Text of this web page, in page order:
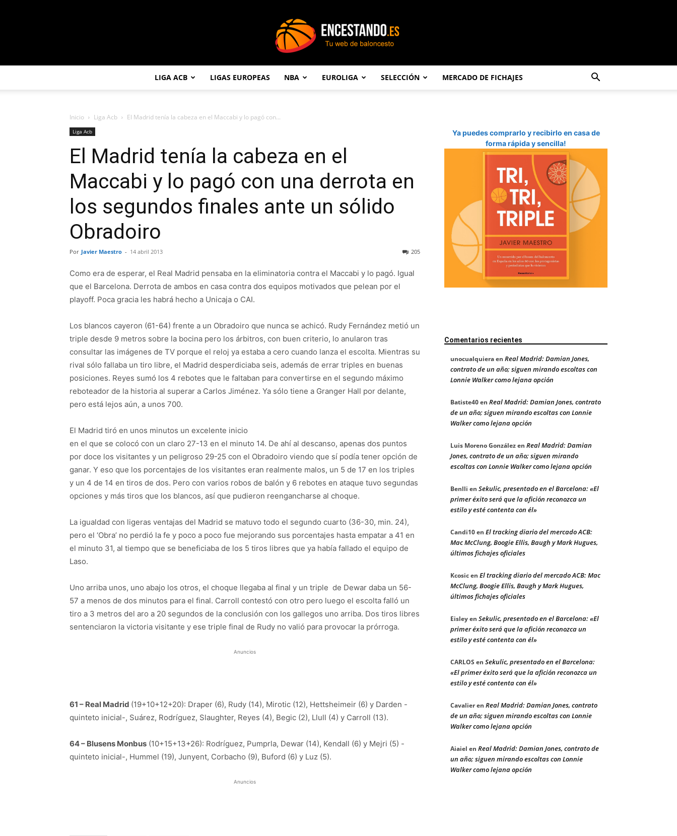
LIGA ACB LIGAS EUROPEAS NBA EUROLIGA SELECCIÓN MERCADO DE FICHAJES
Inicio Liga Acb El Madrid tenía la cabeza en el Maccabi y lo pagó con...
Liga Acb
El Madrid tenía la cabeza en el
Maccabi y lo pagó con una derrota en
los segundos finales ante un sólido
Obradoiro
Por Javier Maestro - 14 abril 2013 205
Como era de esperar, el Real Madrid pensaba en la eliminatoria contra el Maccabi y lo pagó. Igual
que el Barcelona. Derrota de ambos en casa contra dos equipos motivados que pelean por el
playoff. Poca gracia les habrá hecho a Unicaja o CAI.
Los blancos cayeron (61-64) frente a un Obradoiro que nunca se achicó. Rudy Fernández metió un
triple desde 9 metros sobre la bocina pero los árbitros, con buen criterio, lo anularon tras
consultar las imágenes de TV porque el reloj ya estaba a cero cuando lanza el escolta. Mientras su
rival sólo fallaba un tiro libre, el Madrid desperdiciaba seis, además de errar triples en buenas
posiciones. Reyes sumó los 4 rebotes que le faltaban para convertirse en el segundo máximo
reboteador de la historia al superar a Carlos Jiménez. Ya sólo tiene a Granger Hall por delante,
pero está lejos aún, a unos 700.
El Madrid tiró en unos minutos un excelente inicio
en el que se colocó con un claro 27-13 en el minuto 14. De ahí al descanso, apenas dos puntos
por doce los visitantes y un peligroso 29-25 con el Obradoiro viendo que sí podía tener opción de
ganar. Y eso que los porcentajes de los visitantes eran realmente malos, un 5 de 17 en los triples
y un 4 de 14 en tiros de dos. Pero con varios robos de balón y 6 rebotes en ataque tuvo segundas
opciones y más tiros que los blancos, así que pudieron reengancharse al choque.
La igualdad con ligeras ventajas del Madrid se matuvo todo el segundo cuarto (36-30, min. 24),
pero el ‘Obra’ no perdió la fe y poco a poco fue mejorando sus porcentajes hasta empatar a 41 en
el minuto 31, al tiempo que se beneficiaba de los 5 tiros libres que ya había fallado el equipo de
Laso.
Uno arriba unos, uno abajo los otros, el choque llegaba al final y un triple de Dewar daba un 56-
57 a menos de dos minutos para el final. Carroll contestó con otro pero luego el escolta falló un
tiro a 3 metros del aro a 20 segundos de la conclusión con los gallegos uno arriba. Dos tiros libres
sentenciaron la victoria visitante y ese triple final de Rudy no valió para provocar la prórroga.
Anuncios
61 – Real Madrid (19+10+12+20): Draper (6), Rudy (14), Mirotic (12), Hettsheimeir (6) y Darden -
quinteto inicial-, Suárez, Rodríguez, Slaughter, Reyes (4), Begic (2), Llull (4) y Carroll (13).
64 – Blusens Monbus (10+15+13+26): Rodríguez, Pumprla, Dewar (14), Kendall (6) y Mejri (5) -
quinteto inicial-, Hummel (19), Junyent, Corbacho (9), Buford (6) y Luz (5).
Anuncios
Ya puedes comprarlo y recibirlo en casa de
forma rápida y sencilla!
Comentarios recientes
unocualquieraen Real Madrid: Damian Jones,
contrato de un año; siguen mirando escoltas con
Lonnie Walker como lejana opción
Batiste40en Real Madrid: Damian Jones, contrato
de un año; siguen mirando escoltas con Lonnie
Walker como lejana opción
Luis Moreno Gonzálezen Real Madrid: Damian
Jones, contrato de un año; siguen mirando
escoltas con Lonnie Walker como lejana opción
Benlli en Sekulic, presentado en el Barcelona: «El
primer éxito será que la afición reconozca un
estilo y esté contenta con él»
Candi10en El tracking diario del mercado ACB:
Mac McClung, Boogie Ellis, Baugh y Mark Hugues,
últimos fichajes oficiales
Kcosicen El tracking diario del mercado ACB: Mac
McClung, Boogie Ellis, Baugh y Mark Hugues,
últimos fichajes oficiales
Eisleyen Sekulic, presentado en el Barcelona: «El
primer éxito será que la afición reconozca un
estilo y esté contenta con él»
CARLOS en Sekulic, presentado en el Barcelona:
«El primer éxito será que la afición reconozca un
estilo y esté contenta con él»
Cavalieren Real Madrid: Damian Jones, contrato
de un año; siguen mirando escoltas con Lonnie
Walker como lejana opción
Aiaiel en Real Madrid: Damian Jones, contrato de
un año; siguen mirando escoltas con Lonnie
Walker como lejana opción